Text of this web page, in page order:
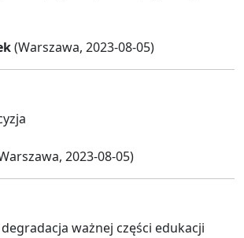
(Warszawa, 2023-08-05)
2023-08-05)
ważnej części edukacji